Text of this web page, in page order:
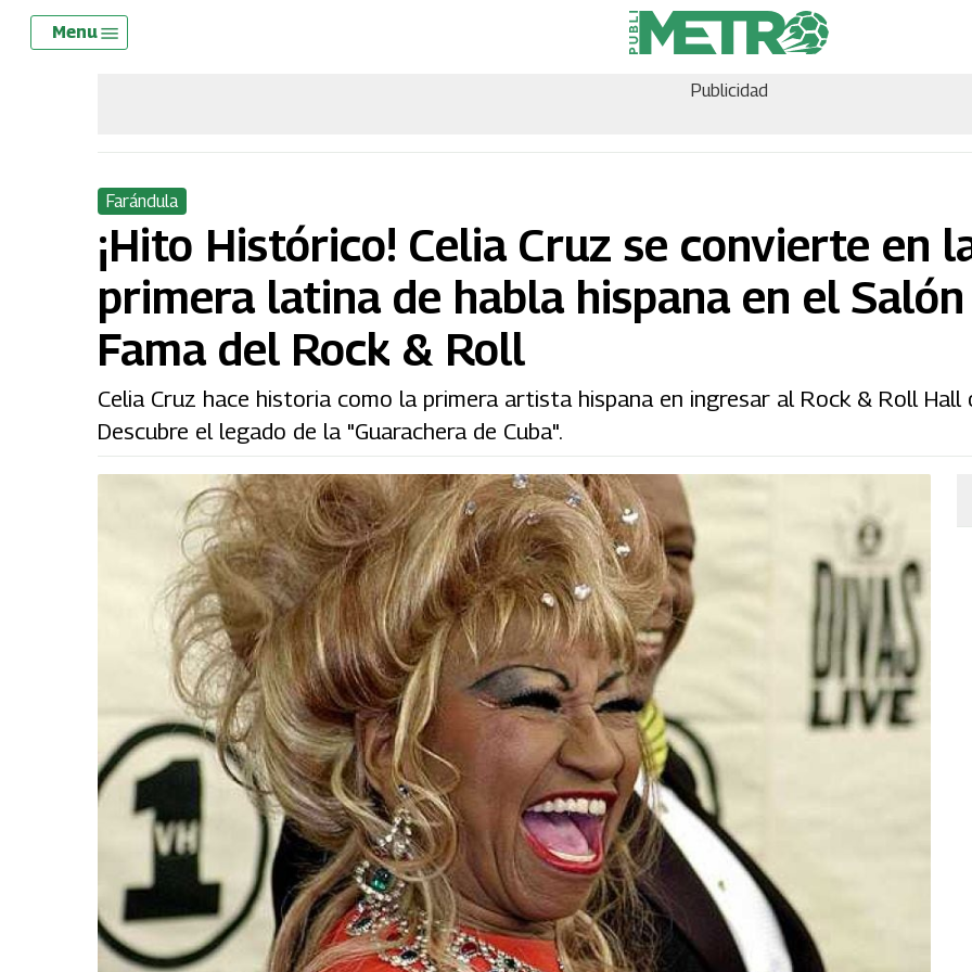
Skip
Menu
Publicidad
Farándula
¡Hito Histórico! Celia Cruz se convierte en
primera latina de habla hispana en el
Fama del Rock & Roll
Celia Cruz hace historia como la primera artista hispana en ingresar al Rock & Roll Hall
Descubre el legado de la "Guarachera de Cuba".
Menu